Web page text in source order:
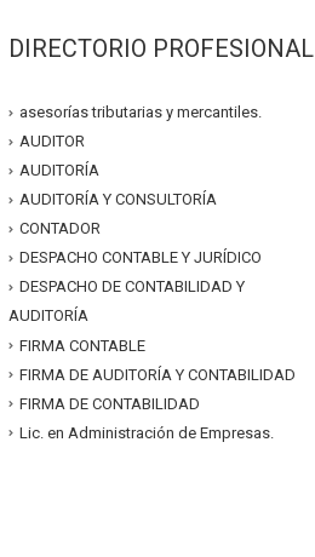
DIRECTORIO PROFESIONAL
asesorías tributarias y mercantiles.
AUDITOR
AUDITORÍA
AUDITORÍA Y CONSULTORÍA
CONTADOR
DESPACHO CONTABLE Y JURÍDICO
DESPACHO DE CONTABILIDAD Y
AUDITORÍA
FIRMA CONTABLE
FIRMA DE AUDITORÍA Y CONTABILIDAD
FIRMA DE CONTABILIDAD
Lic. en Administración de Empresas.